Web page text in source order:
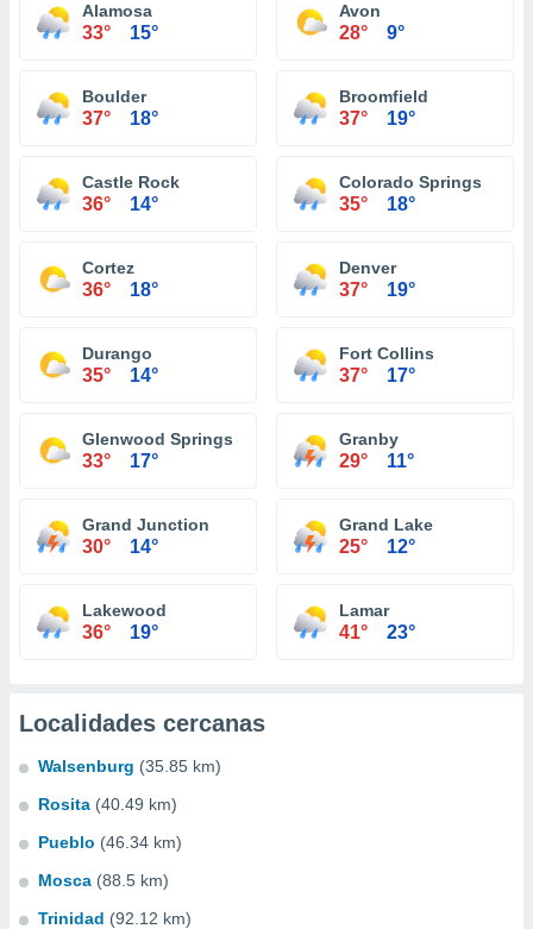
Alamosa
33° 15°
Avon
28° 9°
Boulder
37° 18°
Broomfield
37° 19°
Castle Rock
36° 14°
Colorado Springs
35° 18°
Cortez
36° 18°
Denver
37° 19°
Durango
35° 14°
Fort Collins
37° 17°
Glenwood Springs
33° 17°
Granby
29° 11°
Grand Junction
30° 14°
Grand Lake
25° 12°
Lakewood
36° 19°
Lamar
41° 23°
Localidades cercanas
Walsenburg (35.85 km)
Rosita (40.49 km)
Pueblo (46.34 km)
Mosca (88.5 km)
Trinidad (92.12 km)